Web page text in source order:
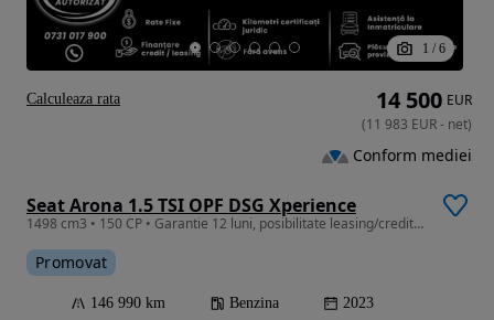
1 / 6
Seat Arona 1.5 TSI OPF DSG Xperience
1498 cm3 • 150 CP • Garantie 12 luni, posibilitate leasing/creditare
Promovat
146 990 km Benzina 2023
14 500 EUR
(11 983 EUR- net)
Conform mediei
Calculeaza rata